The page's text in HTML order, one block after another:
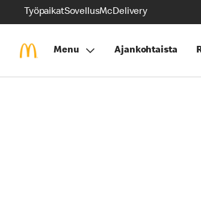
TyöpaikatSovellusMcDelivery
Menu Ajankohtaista